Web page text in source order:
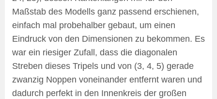
Maßstab des Modells ganz passend erschienen,
einfach mal probehalber gebaut, um einen
Eindruck von den Dimensionen zu bekommen. Es
war ein riesiger Zufall, dass die diagonalen
Streben dieses Tripels und von (3, 4, 5) gerade
zwanzig Noppen voneinander entfernt waren und
dadurch perfekt in den Innenkreis der großen